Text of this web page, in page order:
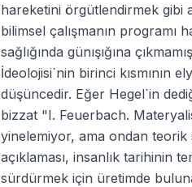
hareketini örgütlendirmek gibi
bilimsel çalışmanın programı
sağlığında günışığına
İdeolojisi`nin birinci kısmının
düşüncedir. Eğer Hegel`in
bizzat "I. Feuerbach.
yinelemiyor, ama ondan teorik
açıklaması, insanlık tarihinin
sürdürmek için üretimde